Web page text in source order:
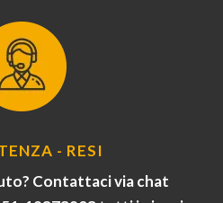
- RESI
Contattaci via chat